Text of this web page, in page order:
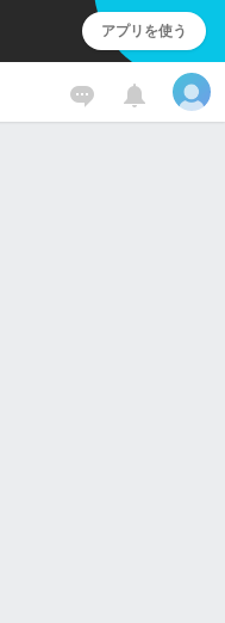
アプリを使う